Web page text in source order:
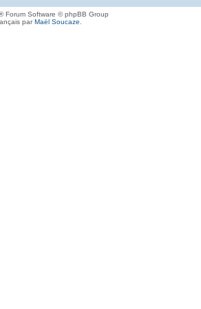
Forum Software © phpBB Group
parMaël Soucaze